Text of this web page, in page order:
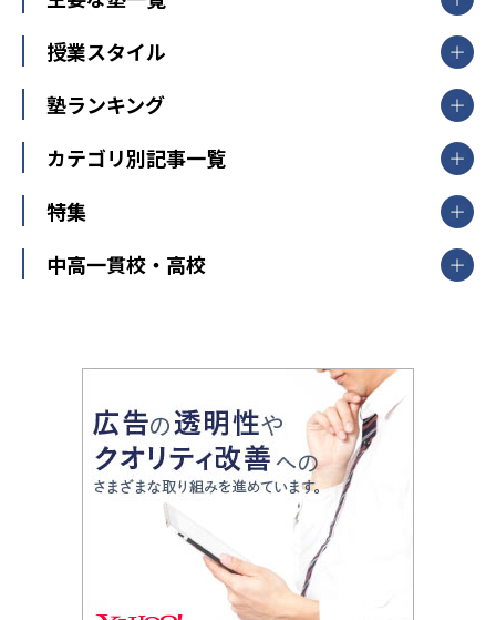
山形県
福島県
関東
東京都
神奈川県
茨城県
栃木県
群馬県
新潟県
中部
愛知県
静岡県
長野県
大阪府
兵庫県 京都府 奈良県
和歌山県
鳥取県
島根県 岡山県 広島県
香川県
高知県
長崎県 熊本県
【掲載塾一覧を見る】
東京個別指導学院
明光義塾
個別教室のトライ
武田塾
授業スタイル
個別指導
オンライン指導
塾ランキング
中学受験ランキング
カテゴリ別記事一覧
中学受験
大学受験
教育全般
大学受験塾の選び方
中学受験に熱心な市区町村ランキング
小学校受験
家庭教師
特集
開成番長直伝！子どもの受験を成功させる方法
運動と遊びを考える
情報Ⅰ、数学が苦手な人注目！最短距離の学力
アップ法
悩み多き「大学受験」相談室
英語・英会話・英検対策
小学校教師が解説！中学受験のリアル
教育ジャーナリストが徹底解説！ 大学受験の羅
中高一貫校・高校
大学入試改革
ママテクエグザム
進化する中高一貫校・高校